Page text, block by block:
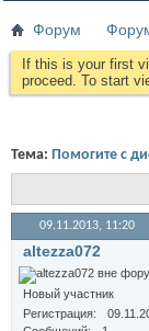
Форум
If this is your first
proceed. To start
Тема: Помогите с
09.11.2013, 11:20
altezza072
Новый участник
Регистрация